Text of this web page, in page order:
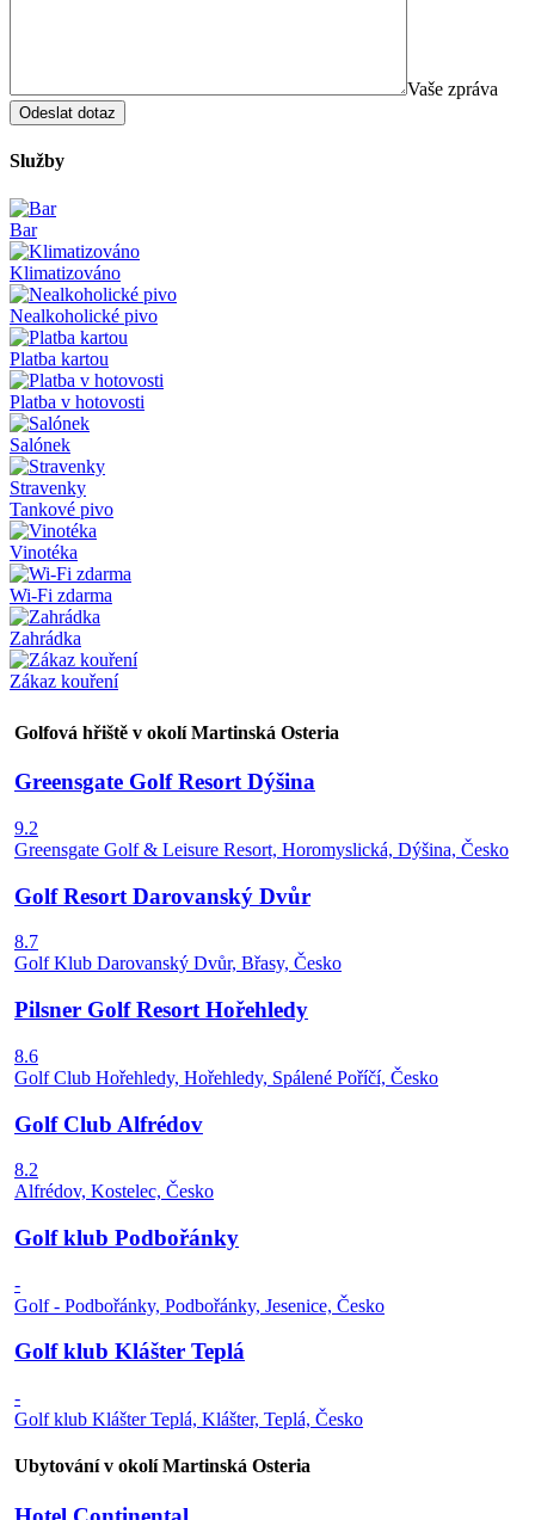
Vaše zpráva
Služby
Bar
Klimatizováno
Nealkoholické pivo
Platba kartou
Platba v hotovosti
Salónek
Stravenky
Tankové pivo
Vinotéka
Wi-Fi zdarma
Zahrádka
Zákaz kouření
Golfová hřiště v okolí Martinská Osteria
Greensgate Golf Resort Dýšina
9.2
Greensgate Golf & Leisure Resort, Horomyslická, Dýšina, Česko
Golf Resort Darovanský Dvůr
8.7
Golf Klub Darovanský Dvůr, Břasy, Česko
Pilsner Golf Resort Hořehledy
8.6
Golf Club Hořehledy, Hořehledy, Spálené Poříčí, Česko
Golf Club Alfrédov
8.2
Alfrédov, Kostelec, Česko
Golf klub Podbořánky
-
Golf - Podbořánky, Podbořánky, Jesenice, Česko
Golf klub Klášter Teplá
-
Golf klub Klášter Teplá, Klášter, Teplá, Česko
Ubytování v okolí Martinská Osteria